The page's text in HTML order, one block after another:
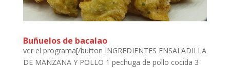
Buñuelos de bacalao
ver el programa[/button INGREDIENTES ENSALADILLA
DE MANZANA Y POLLO 1 pechuga de pollo cocida 3